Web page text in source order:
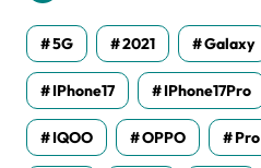
5G 2021 Galaxy
IPhone17 IPhone17Pro
IQOO OPPO Pro